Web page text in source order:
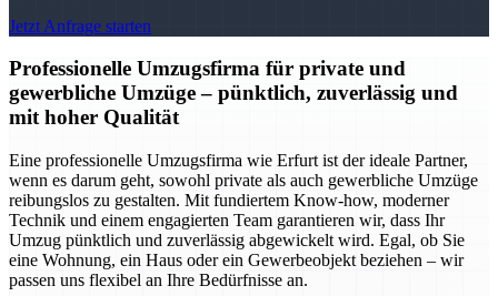
Jetzt Anfrage starten
Professionelle Umzugsfirma für private und
gewerbliche Umzüge – pünktlich, zuverlässig und
mit hoher Qualität
Eine professionelle Umzugsfirma wie Erfurt ist der ideale Partner,
wenn es darum geht, sowohl private als auch gewerbliche Umzüge
reibungslos zu gestalten. Mit fundiertem Know-how, moderner
Technik und einem engagierten Team garantieren wir, dass Ihr
Umzug pünktlich und zuverlässig abgewickelt wird. Egal, ob Sie
eine Wohnung, ein Haus oder ein Gewerbeobjekt beziehen – wir
passen uns flexibel an Ihre Bedürfnisse an.